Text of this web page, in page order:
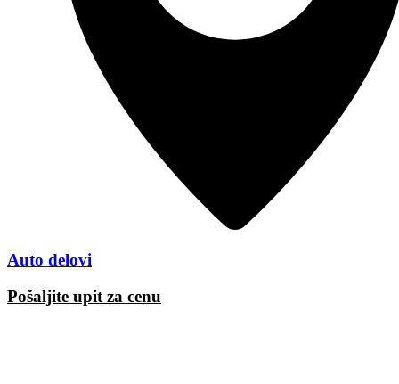
Auto delovi
Pošaljite upit za cenu